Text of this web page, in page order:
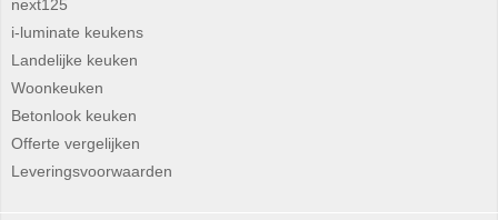
next125
i-luminate keukens
Landelijke keuken
Woonkeuken
Betonlook keuken
Offerte vergelijken
Leveringsvoorwaarden